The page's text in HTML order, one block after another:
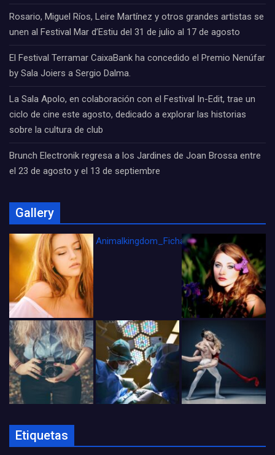
Rosario, Miguel Ríos, Leire Martínez y otros grandes artistas se
unen al Festival Mar d’Estiu del 31 de julio al 17 de agosto
El Festival Terramar CaixaBank ha concedido el Premio Nenúfar
by Sala Joiers a Sergio Dalma.
La Sala Apolo, en colaboración con el Festival In-Edit, trae un
ciclo de cine este agosto, dedicado a explorar las historias
sobre la cultura de club
Brunch Electronik regresa a los Jardines de Joan Brossa entre
el 23 de agosto y el 13 de septiembre
Gallery
Animalkingdom_FichaCine
Etiquetas